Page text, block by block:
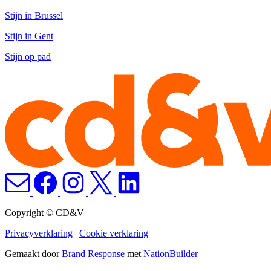
Stijn in Brussel
Stijn in Gent
Stijn op pad
Copyright © CD&V
Privacyverklaring | Cookie verklaring
Gemaakt doorBrand Response metNationBuilder